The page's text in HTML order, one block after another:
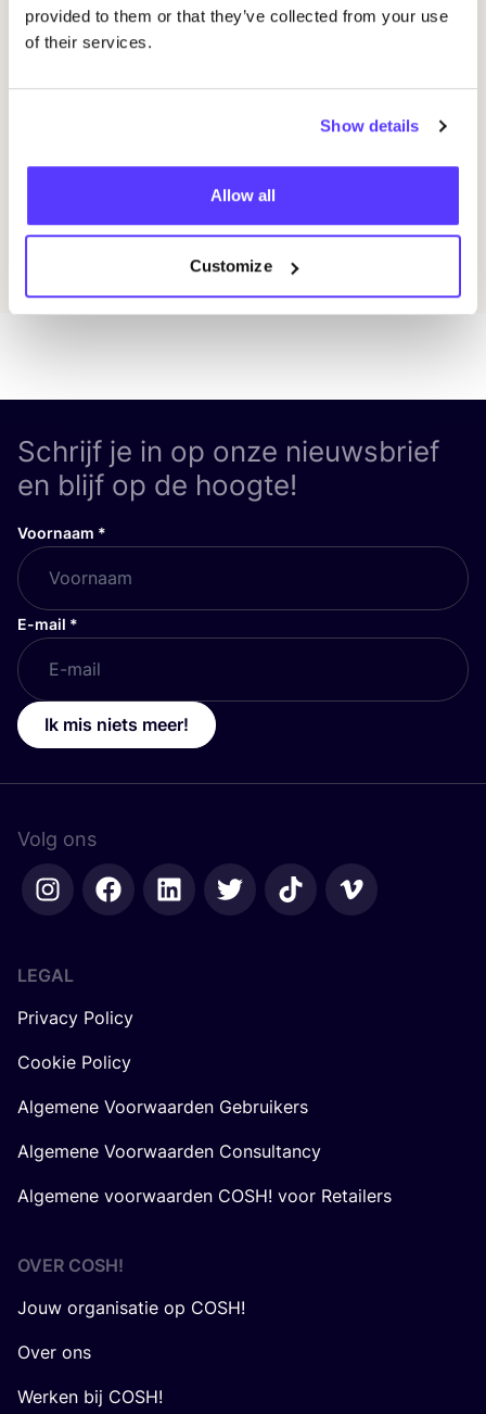
provided to them or that they’ve collected from your use
of their services.
Show details
Allow all
Customize
STUDIO STEEK en REST
Pieter Reypenslei 4-6 2640 Mortsel België
PreviousNext
Schrijf je in op onze nieuwsbrief
en blijf op de hoogte!
Voornaam *
E-mail *
Ik mis niets meer!
Volg ons
LEGAL
Privacy Policy
Cookie Policy
Algemene Voorwaarden Gebruikers
Algemene Voorwaarden Consultancy
Algemene voorwaarden COSH! voor Retailers
OVER COSH!
Jouw organisatie op COSH!
Over ons
Werken bij COSH!